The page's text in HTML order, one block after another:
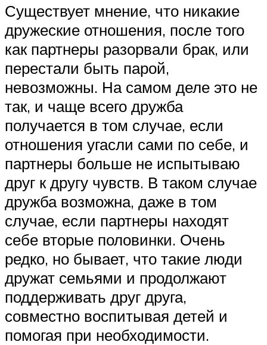
Существует мнение, что никакие
дружеские отношения, после того
как партнеры разорвали брак, или
перестали быть парой,
невозможны. На самом деле это не
так, и чаще всего дружба
получается в том случае, если
отношения угасли сами по себе, и
партнеры больше не испытываю
друг к другу чувств. В таком случае
дружба возможна, даже в том
случае, если партнеры находят
себе вторые половинки. Очень
редко, но бывает, что такие люди
дружат семьями и продолжают
поддерживать друг друга,
совместно воспитывая детей и
помогая при необходимости.